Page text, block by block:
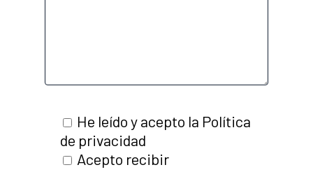
He leído y acepto la Política
de privacidad
Acepto recibir